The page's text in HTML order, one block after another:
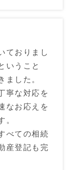
ておりまし
いうこと
ました。
寧な対応を
なお応えを
。
べての相続
産登記も完